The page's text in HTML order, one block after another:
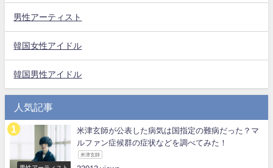
男性アーティスト
韓国女性アイドル
韓国男性アイドル
人気記事
米津玄師が公表した病気は国指定の難病だった？マ
ルファン症候群の症状などを調べてみた！
米津玄師